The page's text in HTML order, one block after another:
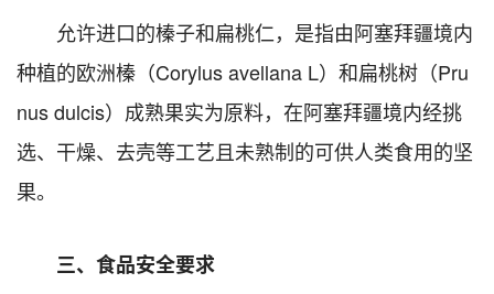
允许进口的榛子和扁桃仁，是指由阿塞拜疆境内
种植的欧洲榛（Corylus avellana L）和扁桃树（Pru
nus dulcis）成熟果实为原料，在阿塞拜疆境内经挑
选、干燥、去壳等工艺且未熟制的可供人类食用的坚
果。
三、食品安全要求